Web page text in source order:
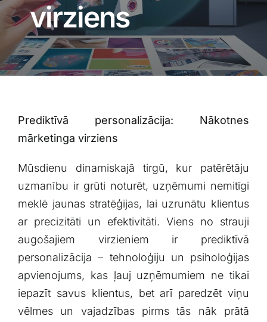
Blogs
Attēlu galerija
Par mums
Vakances
BUJ
Kontakti
Klientu portāls
virziens
Prediktīvā personalizācija: Nākotnes
mārketinga virziens
Mūsdienu dinamiskajā⁤ tirgū, kur patērētāju
uzmanību ir grūti noturēt, ⁢uzņēmumi nemitīgi
meklē‍ jaunas stratēģijas,⁣ lai uzrunātu klientus
ar precizitāti un efektivitāti. Viens no strauji⁤
augošajiem virzieniem ir prediktīvā
personalizācija – tehnoloģiju un psiholoģijas
apvienojums, kas ļauj uzņēmumiem ne tikai
iepazīt savus klientus, bet arī paredzēt viņu
vēlmes un vajadzības pirms tās nāk prātā